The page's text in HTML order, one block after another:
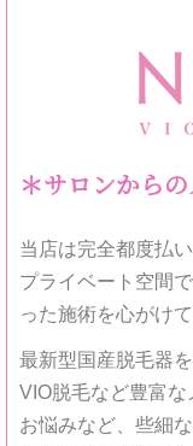
＊サロンから
当店は完全都度払
プライベート空間
った施術を心がけて
最新型国産脱毛器
VIO脱毛など豊富
お悩みなど、些細